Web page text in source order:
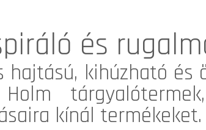
és
hajtású, kihúzható és
kínál termékeket.